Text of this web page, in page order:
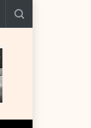
Trump, mühimmat